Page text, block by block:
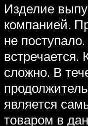
Изделие
компанией.
не
встречается.
сложно. В
является
товаром в